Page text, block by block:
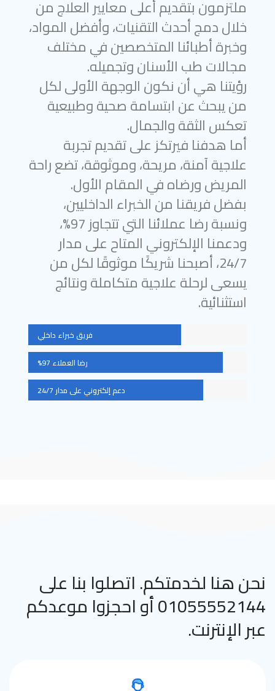
ملتزمون بتقديم أعلى معايير العلاج من
خلال دمج أحدث التقنيات، وأفضل المواد،
وخبرة أطبائنا المتخصصين في مختلف
مجالات طب الأسنان وتجميله.
رؤيتنا هي أن نكون الوجهة الأولى لكل
من يبحث عن ابتسامة صحية وطبيعية
تعكس الثقة والجمال.
أما هدفنا فيرتكز على تقديم تجربة
علاجية آمنة، مريحة، وموثوقة، تضع راحة
المريض ورضاه في المقام الأول.
بفضل فريقنا من الخبراء الداخليين،
ونسبة رضا عملائنا التي تتجاوز 97%،
ودعمنا الإلكتروني المتاح على مدار
24/7، أصبحنا شريكًا موثوقًا لكل من
يسعى لرحلة علاجية متكاملة ونتائج
استثنائية.
فريق خبراء داخلي
رضا العملاء 97%
دعم إلكتروني على مدار 24/7
نحن هنا لخدمتكم. اتصلوا بنا على
01055552144 أو احجزوا موعدكم
عبر الإنترنت.